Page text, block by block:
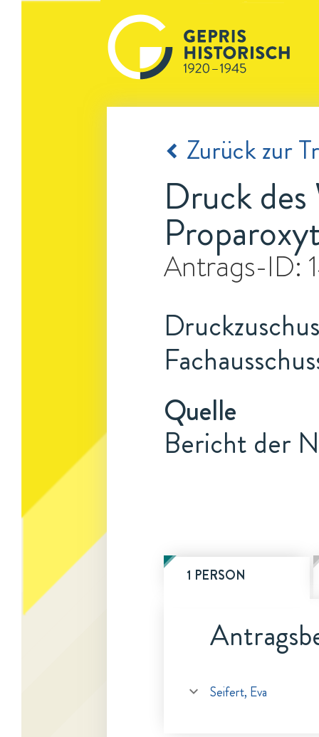
Zurück zur
Druck
Antrags-ID:
Quelle
Bericht der
1 PERSON
Seifert, Eva